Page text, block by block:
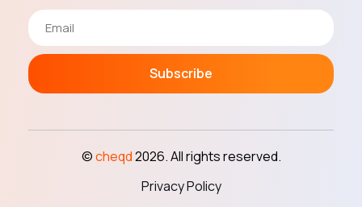
Read cheqd articles in your language
Subscribe
©cheqd2026. All rights reserved.
Privacy Policy